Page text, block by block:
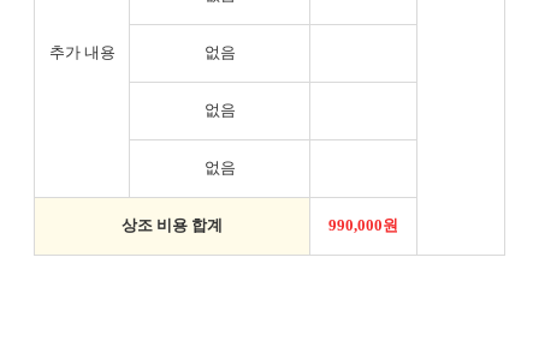
추가 내용 없음
없음
없음
상조 비용 합계 990,000원